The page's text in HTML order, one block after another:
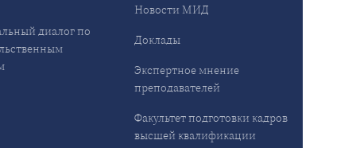
диалог по
Новости МИД
Доклады
Экспертное мнение
преподавателей
Факультет подготовки кадров
высшей квалификации